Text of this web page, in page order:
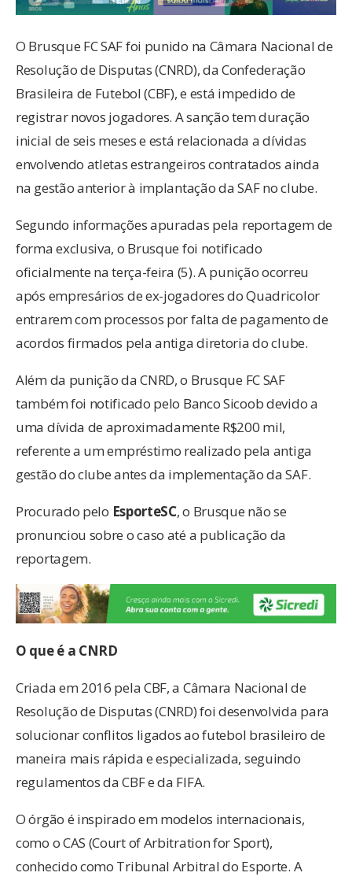
O Brusque FC SAF foi punido na Câmara Nacional de
Resolução de Disputas (CNRD), da Confederação
Brasileira de Futebol (CBF), e está impedido de
registrar novos jogadores. A sanção tem duração
inicial de seis meses e está relacionada a dívidas
envolvendo atletas estrangeiros contratados ainda
na gestão anterior à implantação da SAF no clube.
Segundo informações apuradas pela reportagem de
forma exclusiva, o Brusque foi notificado
oficialmente na terça-feira (5). A punição ocorreu
após empresários de ex-jogadores do Quadricolor
entrarem com processos por falta de pagamento de
acordos firmados pela antiga diretoria do clube.
Além da punição da CNRD, o Brusque FC SAF
também foi notificado pelo Banco Sicoob devido a
uma dívida de aproximadamente R$200 mil,
referente a um empréstimo realizado pela antiga
gestão do clube antes da implementação da SAF.
Procurado pelo EsporteSC, o Brusque não se
pronunciou sobre o caso até a publicação da
reportagem.
O que é a CNRD
Criada em 2016 pela CBF, a Câmara Nacional de
Resolução de Disputas (CNRD) foi desenvolvida para
solucionar conflitos ligados ao futebol brasileiro de
maneira mais rápida e especializada, seguindo
regulamentos da CBF e da FIFA.
O órgão é inspirado em modelos internacionais,
como o CAS (Court of Arbitration for Sport),
conhecido como Tribunal Arbitral do Esporte. A